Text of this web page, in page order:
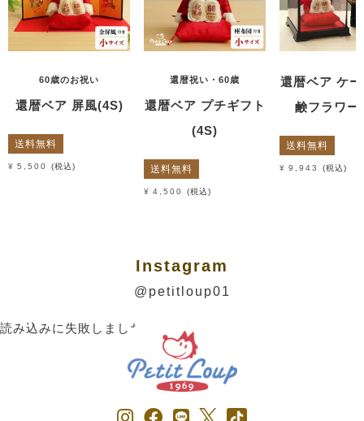
60歳のお祝い
還暦ベア 屏風(4S)
送料無料
¥ 5,500 税込
還暦祝い・60歳
還暦ベア プチギフト
(4S)
送料無料
¥ 4,500 税込
還暦ベア ケ
鹸フラワー
送料無料
¥ 9,943 税込
Instagram
@petitloup01
読み込みに失敗しました。